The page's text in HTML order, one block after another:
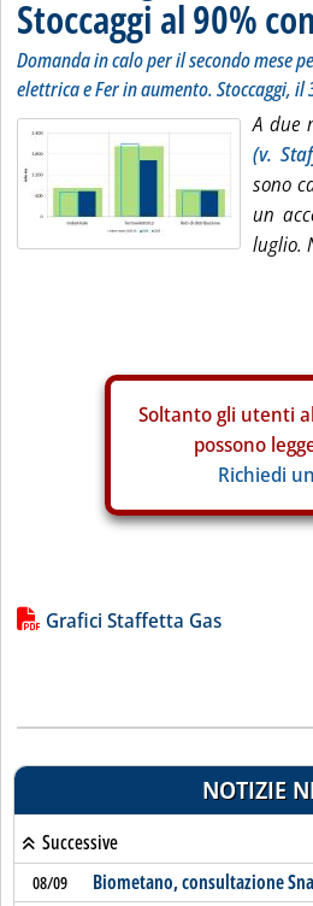
Stoccaggi al 90%
Domanda in calo per il secondo mese
elettrica e Fer in aumento. Stoccaggi,
A due
(v.
sono
un
luglio.
Soltanto gli utenti
possono
Richiedi
Lista allegati PDF alla
Grafici Staffetta Gas
NOTIZIE
Successive
08/09 Biometano, consultazione